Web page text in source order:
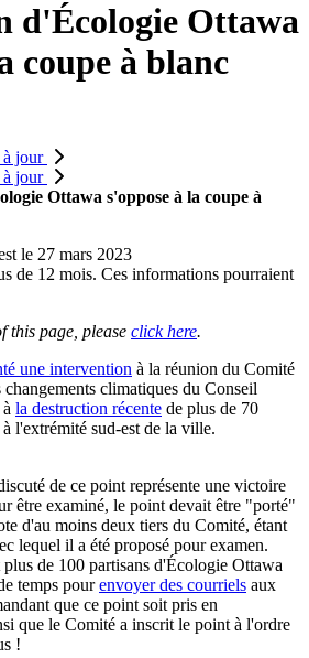
d'Écologie Ottawa
coupe à blanc
à jour
à jour
Ottawa s'oppose à la coupe à
le 27 mars 2023
de 12 mois. Ces informations pourraient
this page, please click here.
une intervention à la réunion du Comité
climatiques du Conseil
la destruction récente de plus de 70
à l'extrémité sud-est de la ville.
de ce point représente une victoire
être examiné, le point devait être "porté"
d'au moins deux tiers du Comité, étant
lequel il a été proposé pour examen.
de 100 partisans d'Écologie Ottawa
temps pourenvoyer des courriels aux
que ce point soit pris en
que le Comité a inscrit le point à l'ordre
!